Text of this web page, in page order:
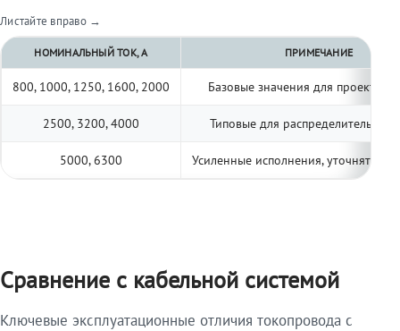
Листайте вправо →
НОМИНАЛЬНЫЙ ТОК, А ПРИМЕЧАНИЕ
800, 1000, 1250, 1600, 2000 Базовые значения для
2500, 3200, 4000 Типовые для распределительных
5000, 6300 Усиленные исполнения, уточнять по
Сравнение с кабельной системой
Ключевые эксплуатационные отличия токопровода с